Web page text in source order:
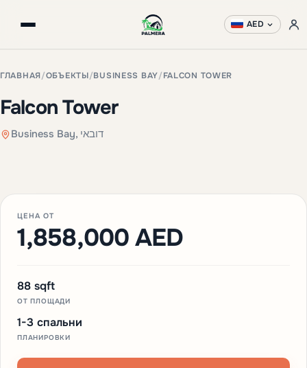
AED
ГЛАВНАЯ/ОБЪЕКТЫ/BUSINESS BAY/ FALCON TOWER
Falcon Tower
Business Bay, דובאי
ЦЕНА ОТ
1,858,000 AED
88 sqft
ОТ ПЛОЩАДИ
1-3 спальни
ПЛАНИРОВКИ